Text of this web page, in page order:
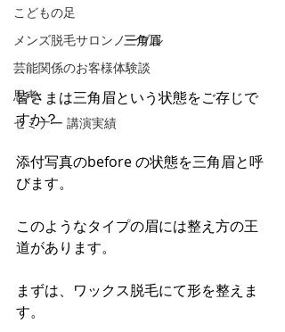
こどもの足
メンズ脱毛サロンノーブル
芸能関係のお客様体験談
思考
セミナー 講演実績
三角眉
皆さまは三角眉という状態をご存じで
すか？
添付写真のbefore の状態を三角眉と呼
びます。
このようなタイプの眉には整え方の王
道があります。
まずは、ワックス脱毛にて形を整えま
す。